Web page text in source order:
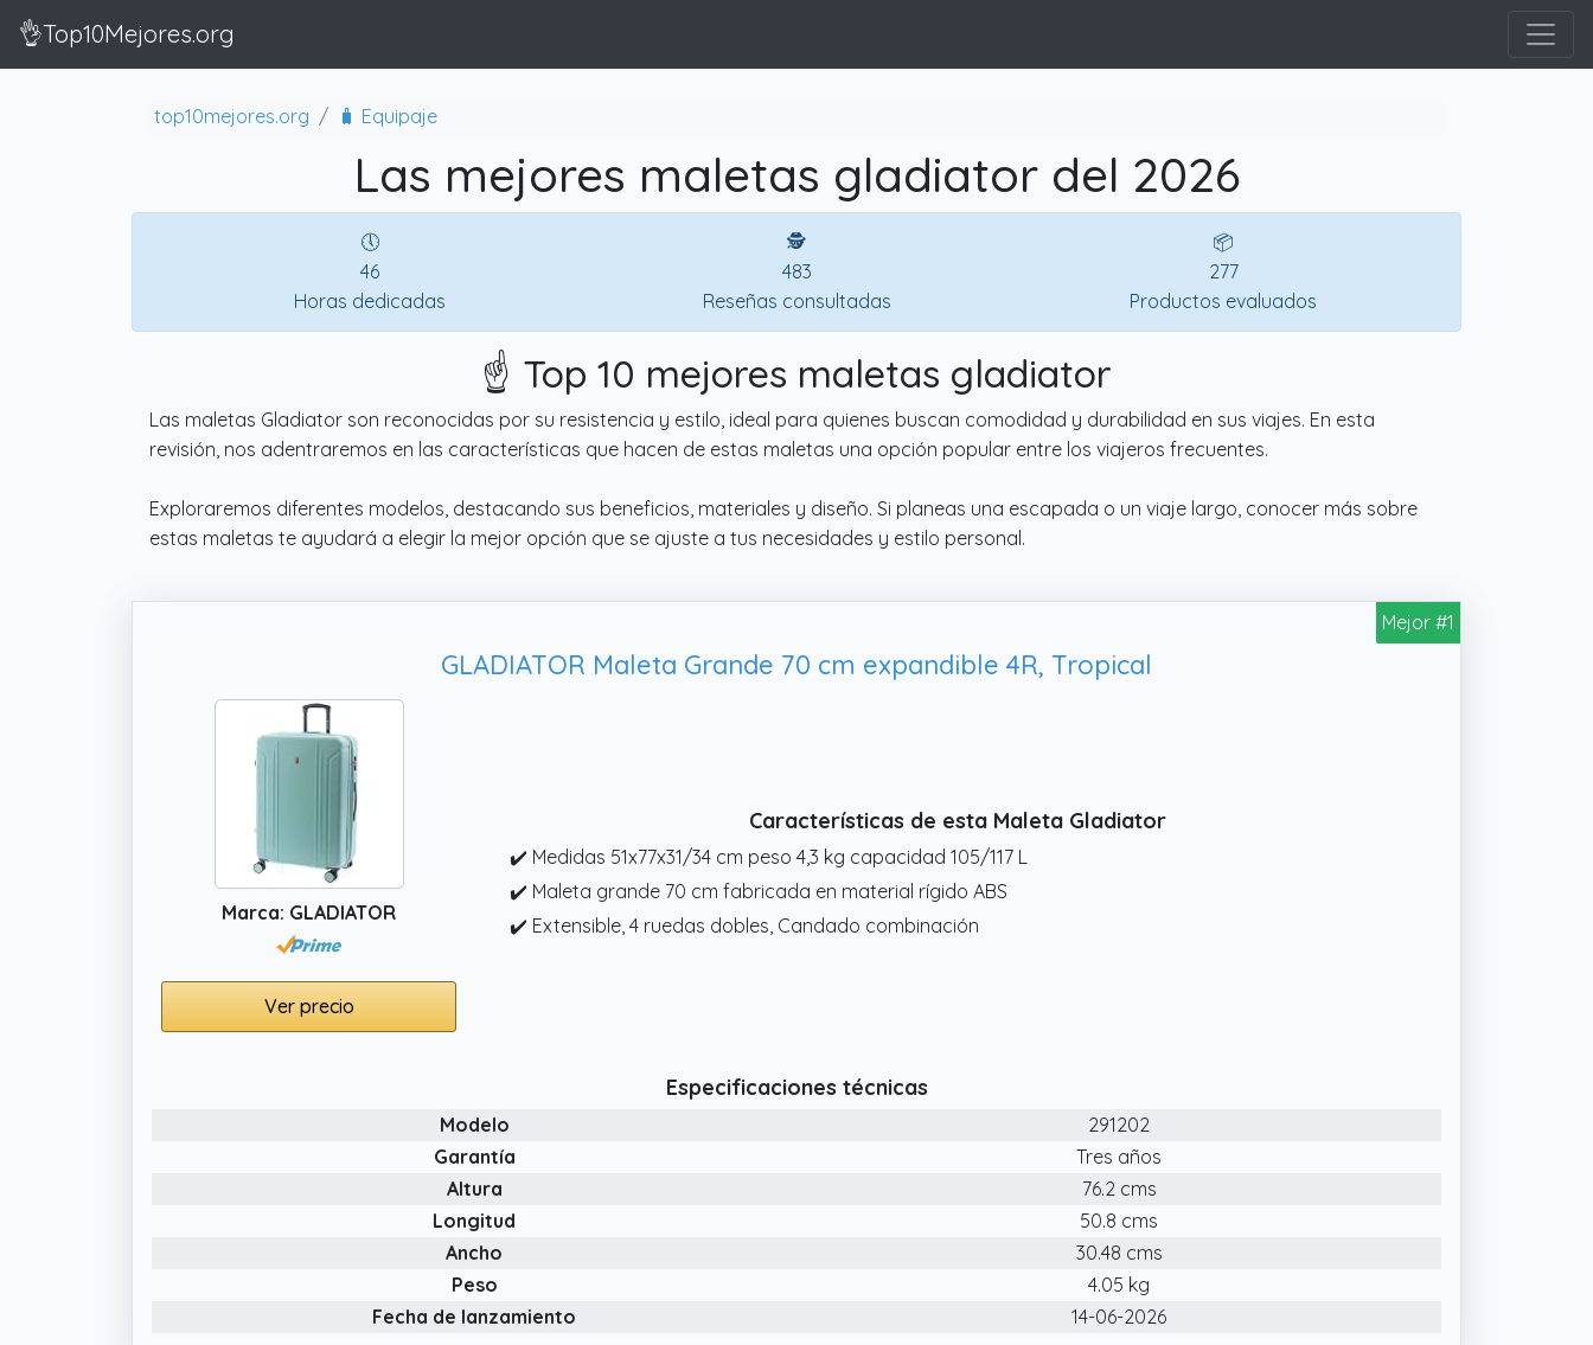
👌Top10Mejores.org
top10mejores.org 🧳 Equipaje
Las mejores maletas gladiator del 2026
🕔
46
Horas dedicadas
🕵
483
Reseñas consultadas
📦
277
Productos evaluados
☝️ Top 10 mejores maletas gladiator
Las maletas Gladiator son reconocidas por su resistencia y estilo, ideal para quienes buscan comodidad y durabilidad en sus viajes. En esta
revisión, nos adentraremos en las características que hacen de estas maletas una opción popular entre los viajeros frecuentes.
Exploraremos diferentes modelos, destacando sus beneficios, materiales y diseño. Si planeas una escapada o un viaje largo, conocer más sobre
estas maletas te ayudará a elegir la mejor opción que se ajuste a tus necesidades y estilo personal.
Mejor #1
GLADIATOR Maleta Grande 70 cm expandible 4R, Tropical
Marca: GLADIATOR
Ver precio
Características de esta Maleta Gladiator
✔️ Medidas 51x77x31/34 cm peso 4,3 kg capacidad 105/117 L
✔️ Maleta grande 70 cm fabricada en material rígido ABS
✔️ Extensible, 4 ruedas dobles, Candado combinación
Especificaciones técnicas
Modelo
291202
Garantía
Tres años
Altura
76.2 cms
Longitud
50.8 cms
Ancho
30.48 cms
Peso
4.05 kg
Fecha de lanzamiento
14-06-2026